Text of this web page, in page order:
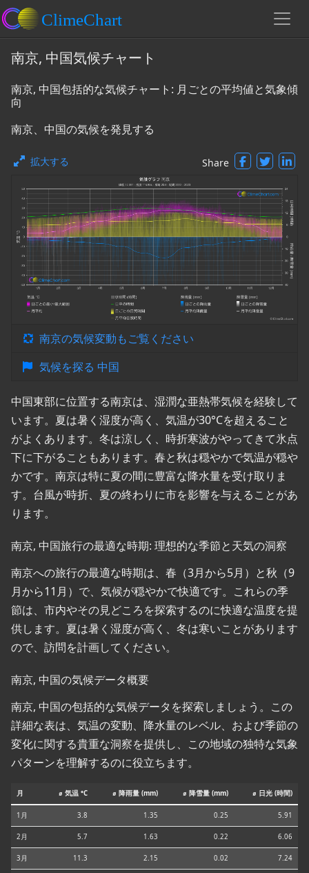
南京, 中国気候チャート
南京, 中国包括的な気候チャート: 月ごとの平均値と気象傾
向
南京、中国の気候を発見する
拡大する Share
南京の気候変動もご覧ください
気候を探る 中国
中国東部に位置する南京は、湿潤な亜熱帯気候を経験して
います。夏は暑く湿度が高く、気温が30°Cを超えること
がよくあります。冬は涼しく、時折寒波がやってきて氷点
下に下がることもあります。春と秋は穏やかで気温が穏や
かです。南京は特に夏の間に豊富な降水量を受け取りま
す。台風が時折、夏の終わりに市を影響を与えることがあ
ります。
南京, 中国旅行の最適な時期: 理想的な季節と天気の洞察
南京への旅行の最適な時期は、春（3月から5月）と秋（9
月から11月）で、気候が穏やかで快適です。これらの季
節は、市内やその見どころを探索するのに快適な温度を提
供します。夏は暑く湿度が高く、冬は寒いことがあります
ので、訪問を計画してください。
南京, 中国の気候データ概要
南京, 中国の包括的な気候データを探索しましょう。この
詳細な表は、気温の変動、降水量のレベル、および季節の
変化に関する貴重な洞察を提供し、この地域の独特な気象
パターンを理解するのに役立ちます。
月 ⌀ 気温 °C ⌀ 降雨量 (mm) ⌀ 降雪量 (mm) ⌀ 日光 (時間)
1月 3.8 1.35 0.25 5.91
2月 5.7 1.63 0.22 6.06
3月 11.3 2.15 0.02 7.24